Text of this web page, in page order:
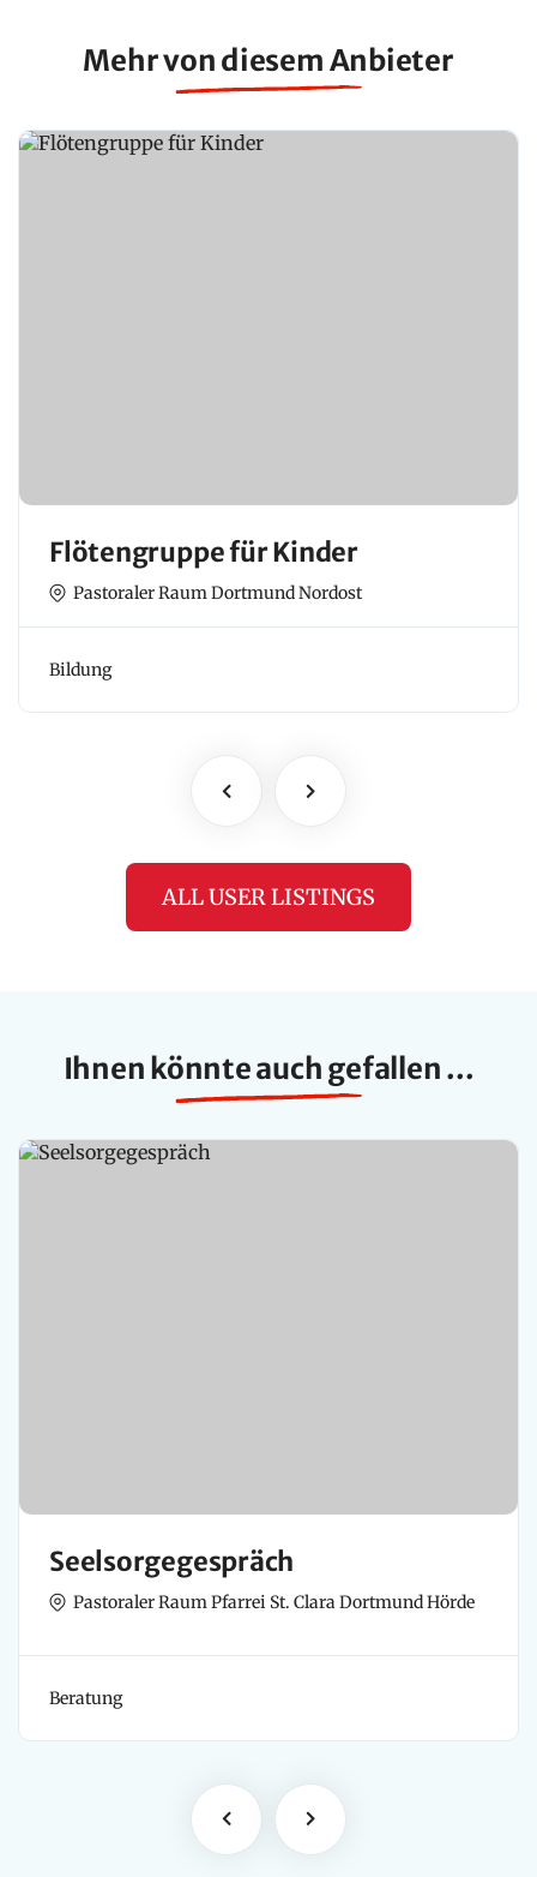
Mehr von diesem Anbieter
Flötengruppe für Kinder
Pastoraler Raum Dortmund Nordost
Bildung
ALL USER LISTINGS
Ihnen könnte auch gefallen ...
Seelsorgegespräch
Pastoraler Raum Pfarrei St. Clara Dortmund Hörde
Beratung